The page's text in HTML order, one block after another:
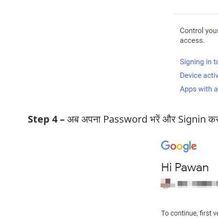
Step 4 –अब अपना Password भरें और Signin